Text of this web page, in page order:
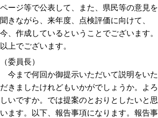
ページ等で公表して、また、県民等の意見を
聞きながら、来年度、点検評価に向けて、
今、作成しているということでございます。
以上でございます。
（委員長）
今まで何回か御提示いただいて説明をいた
だきましたけれどもいかがでしょうか。よろ
しいですか。では提案のとおりとしたいと思
います。以下、報告事項になります。報告事